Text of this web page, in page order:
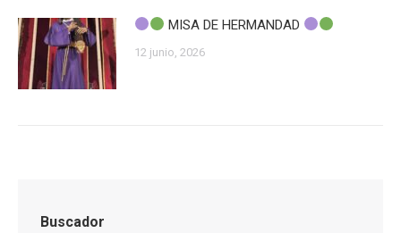
MISA DE HERMANDAD
12 junio, 2026
Buscador